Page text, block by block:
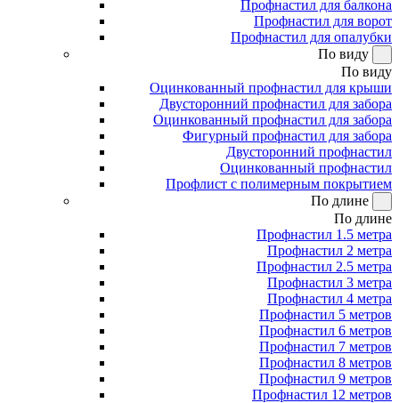
Профнастил для балкона
Профнастил для ворот
Профнастил для опалубки
По виду
По виду
Оцинкованный профнастил для крыши
Двусторонний профнастил для забора
Оцинкованный профнастил для забора
Фигурный профнастил для забора
Двусторонний профнастил
Оцинкованный профнастил
Профлист с полимерным покрытием
По длине
По длине
Профнастил 1.5 метра
Профнастил 2 метра
Профнастил 2.5 метра
Профнастил 3 метра
Профнастил 4 метра
Профнастил 5 метров
Профнастил 6 метров
Профнастил 7 метров
Профнастил 8 метров
Профнастил 9 метров
Профнастил 12 метров